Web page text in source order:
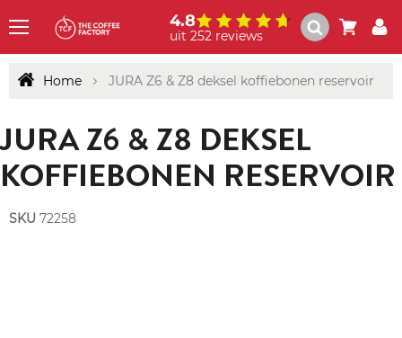
4.8
uit 252 reviews
Home JURA Z6 & Z8 deksel koffiebonen reservoir
JURA Z6 & Z8 DEKSEL
KOFFIEBONEN RESERVOIR
SKU 72258